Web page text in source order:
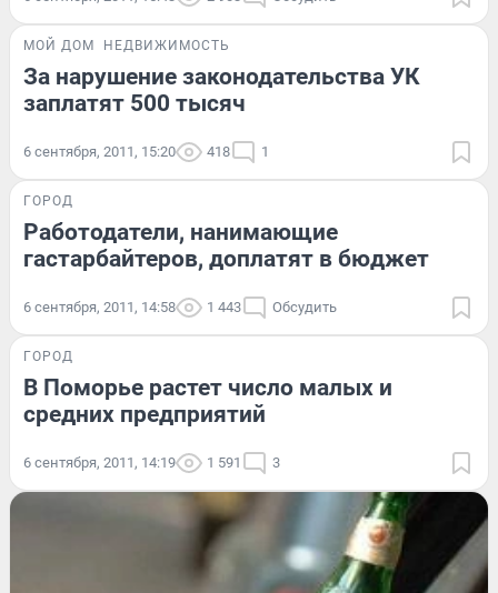
МОЙ ДОМ НЕДВИЖИМОСТЬ
За нарушение законодательства УК
заплатят 500 тысяч
6 сентября, 2011, 15:20 418 1
ГОРОД
Работодатели, нанимающие
гастарбайтеров, доплатят в бюджет
6 сентября, 2011, 14:58 1 443 Обсудить
ГОРОД
В Поморье растет число малых и
средних предприятий
6 сентября, 2011, 14:19 1 591 3